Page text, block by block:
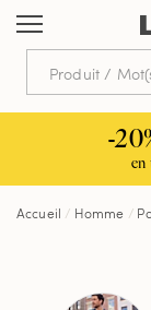
Aller
au
contenu
Aller
navigation
Aller
dans
barre
de
-
en
Accueil Homme